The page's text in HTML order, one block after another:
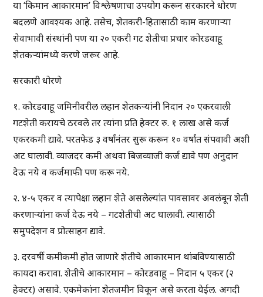
या ‘किमान आकारमान’ विश्लेषणाचा उपयोग करून सरकारने धोरण
बदलणे आवश्यक आहे. तसेच, शेतकरी-हितासाठी काम करणार्‍या
सेवाभावी संस्थांनी पण या २० एकरी गट शेतीचा प्रचार कोरडवाहू
शेतकर्‍यांमध्ये करणे जरूर आहे.
सरकारी धोरणे
१. कोरडवाहू जमिनीवरील लहान शेतकर्‍यांनी निदान २० एकरवाली
गटशेती करायचे ठरवले तर त्यांना प्रति हेक्टर रु. १ लाख असे कर्ज
एकरकमी द्यावे. परतफेड ३ वर्षांनंतर सुरू करून १० वर्षांत संपवावी अशी
अट घालावी. व्याजदर कमी अथवा बिजव्याजी कर्ज द्यावे पण अनुदान
देऊ नये व कर्जमाफी पण करू नये.
२. ४-५ एकर व त्यापेक्षा लहान शेते असलेल्यांत पावसावर अवलंबून शेती
करणार्‍यांना कर्ज देऊ नये – गटशेतीची अट घालावी. त्यासाठी
समुपदेशन व प्रोत्साहन द्यावे.
३. दरवर्षी कमीकमी होत जाणारे शेतीचे आकारमान थांबविण्यासाठी
कायदा करावा. शेतीचे आकारमान – कोरडवाहू – निदान ५ एकर (२
हेक्टर) असावे. एकमेकांना शेतजमीन विकून असे करता येईल. अगदी